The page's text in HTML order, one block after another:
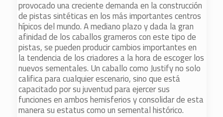
provocado una creciente demanda en la construcción
de pistas sintéticas en los más importantes centros
hípicos del mundo. A mediano plazo y dada la gran
afinidad de los caballos grameros con este tipo de
pistas, se pueden producir cambios importantes en
la tendencia de los criadores a la hora de escoger los
nuevos sementales. Un caballo como Justify no solo
califica para cualquier escenario, sino que está
capacitado por su juventud para ejercer sus
funciones en ambos hemisferios y consolidar de esta
manera su estatus como un semental histórico.